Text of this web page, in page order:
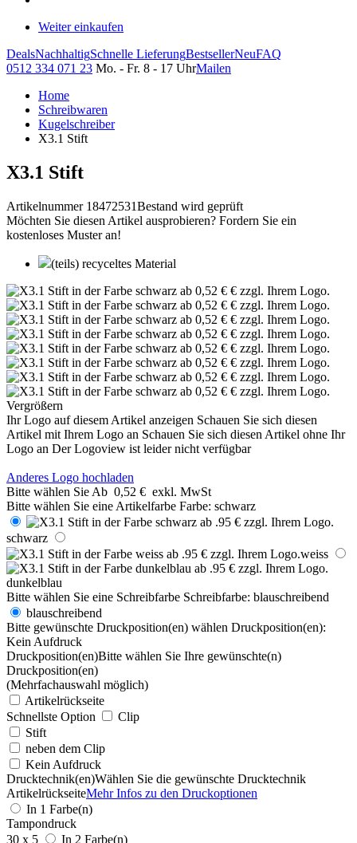
Weiter einkaufen
DealsNachhaltigSchnelle LieferungBestsellerNeuFAQ
0512 334 071 23 Mo. - Fr. 8 - 17 UhrMailen
Home
Schreibwaren
Kugelschreiber
X3.1 Stift
X3.1 Stift
Artikelnummer 18472531Bestand wird geprüft
Möchten Sie diesen Artikel ausprobieren? Fordern Sie ein
kostenloses Muster an!
(teils) recyceltes Material
Vergrößern
Ihr Logo auf diesem Artikel anzeigen Schauen Sie sich diesen
Artikel mit Ihrem Logo an Schauen Sie sich diesen Artikel ohne Ihr
Logo an Der Logoview ist leider nicht verfügbar
Anderes Logo hochladen
Bitte wählen Sie Ab 0,52 € exkl. MwSt
Bitte wählen Sie eine Artikelfarbe Farbe: schwarz
schwarz
weiss
dunkelblau
Bitte wählen Sie eine Schreibfarbe Schreibfarbe: blauschreibend
blauschreibend
Bitte gewünschte Druckposition(en) wählen Druckposition(en):
Kein Aufdruck
Druckposition(en)Bitte wählen Sie Ihre gewünschte(n)
Druckposition(en)
(Mehrfachauswahl möglich)
Artikelrückseite
Schnellste Option
Clip
Stift
neben dem Clip
Kein Aufdruck
Drucktechnik(en)Wählen Sie die gewünschte Drucktechnik
ArtikelrückseiteMehr Infos zu den Druckoptionen
In 1 Farbe(n)
Tampondruck
30 x 5
In 2 Farbe(n)